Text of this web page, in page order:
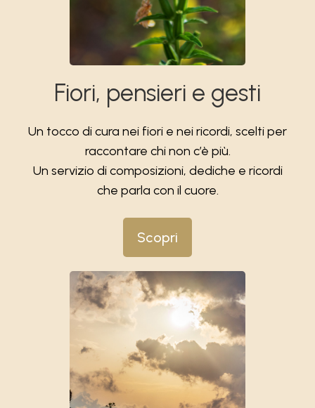
Fiori, pensieri e gesti
Un tocco di cura nei fiori e nei ricordi, scelti per
raccontare chi non c’è più.
Un servizio di composizioni, dediche e ricordi
che parla con il cuore.
Scopri